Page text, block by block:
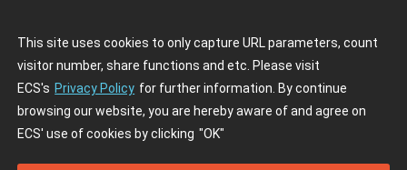
This site uses cookies to only capture URL parameters, count
visitor number, share functions and etc. Please visit
ECS's Privacy Policy for further information. By continue
browsing our website, you are hereby aware of and agree on
ECS' use of cookies by clicking "OK"